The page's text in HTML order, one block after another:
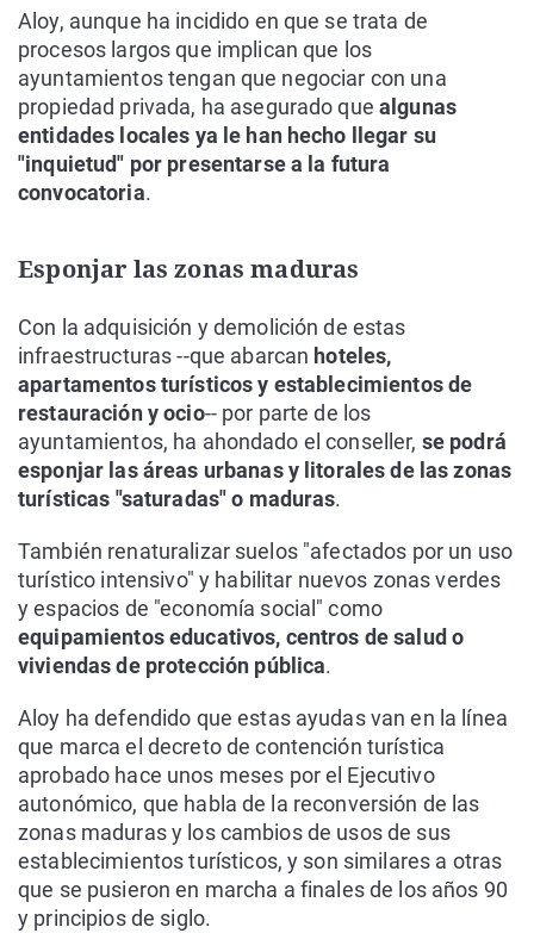
Aloy, aunque ha incidido en que se trata de
procesos largos que implican que los
ayuntamientos tengan que negociar con una
propiedad privada, ha asegurado quealgunas
entidades locales ya le han hecho llegar su
"inquietud" por presentarse a la futura
convocatoria.
Esponjar las zonas maduras
Con la adquisición y demolición de estas
infraestructuras --que abarcan hoteles,
apartamentos turísticos y establecimientos de
restauración y ocio-- por parte de los
ayuntamientos, ha ahondado el conseller, se podrá
esponjar las áreas urbanas y litorales de las zonas
turísticas "saturadas" o maduras.
También renaturalizar suelos "afectados por un uso
turístico intensivo" y habilitar nuevos zonas verdes
y espacios de "economía social" como
equipamientos educativos, centros de salud o
viviendas de protección pública.
Aloy ha defendido que estas ayudas van en la línea
que marca el decreto de contención turística
aprobado hace unos meses por el Ejecutivo
autonómico, que habla de la reconversión de las
zonas maduras y los cambios de usos de sus
establecimientos turísticos, y son similares a otras
que se pusieron en marcha a finales de los años 90
y principios de siglo.